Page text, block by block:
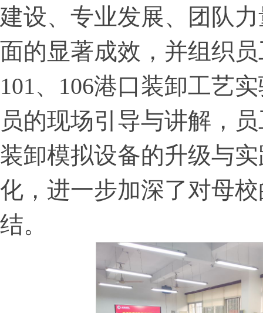
建设、专业发展、团队
面的显著成效，并组织
101、106港口装卸工艺
员的现场引导与讲解，
装卸模拟设备的升级与
化，进一步加深了对母
结。